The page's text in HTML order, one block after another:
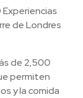
de Londres
de 2,500
permiten
y la comida